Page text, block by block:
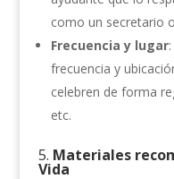
como un secretario
Frecuencia y lugar
frecuencia y
celebren de forma
etc.
5. Materiales
Vida